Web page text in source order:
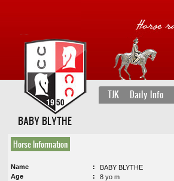
TJK Daily Info
BABY BLYTHE
Horse Information
Name
BABY BLYTHE
Age
8 yo m